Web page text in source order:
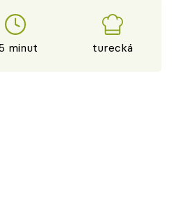
minut turecká